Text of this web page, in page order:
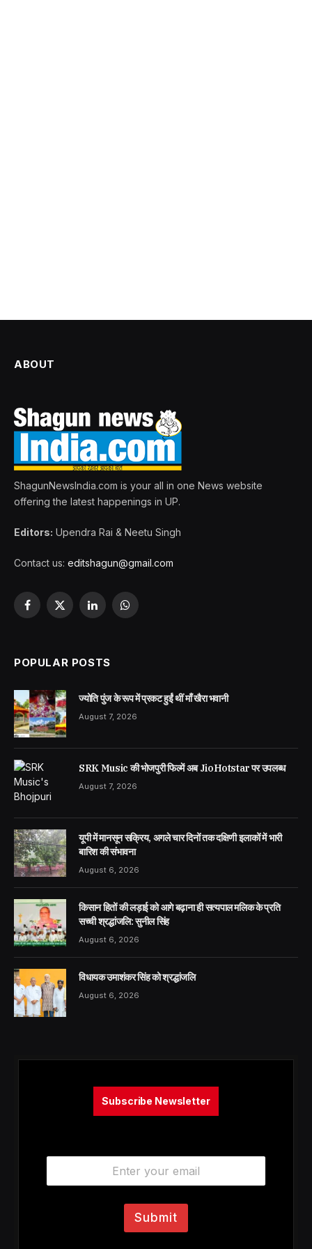
ABOUT
ShagunNewsIndia.com is your all in one News website
offering the latest happenings in UP.
Editors: Upendra Rai & Neetu Singh
Contact us: editshagun@gmail.com
Facebook
X
LinkedInWhatsApp
POPULAR POSTS
ज्योति पुंज के रूप में प्रकट हुईं थीं माँ खैरा भवानी
August 7, 2026
SRK Music की भोजपुरी फिल्में अब JioHotstar पर उपलब्ध
August 7, 2026
यूपी में मानसून सक्रिय, अगले चार दिनों तक दक्षिणी इलाकों में भारी
बारिश की संभावना
August 6, 2026
किसान हितों की लड़ाई को आगे बढ़ाना ही सत्यपाल मलिक के प्रति
सच्ची श्रद्धांजलि: सुनील सिंह
August 6, 2026
विधायक उमाशंकर सिंह को श्रद्धांजलि
August 6, 2026
Subscribe Newsletter
E
a
Submit